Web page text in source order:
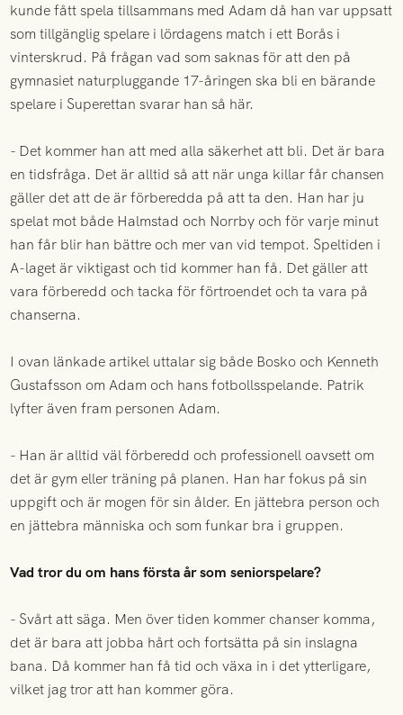
kunde fått spela tillsammans med Adam då han var uppsatt
som tillgänglig spelare i lördagens match i ett Borås i
vinterskrud. På frågan vad som saknas för att den på
gymnasiet naturpluggande 17-åringen ska bli en bärande
spelare i Superettan svarar han så här.
- Det kommer han att med alla säkerhet att bli. Det är bara
en tidsfråga. Det är alltid så att när unga killar får chansen
gäller det att de är förberedda på att ta den. Han har ju
spelat mot både Halmstad och Norrby och för varje minut
han får blir han bättre och mer van vid tempot. Speltiden i
A-laget är viktigast och tid kommer han få. Det gäller att
vara förberedd och tacka för förtroendet och ta vara på
chanserna.
I ovan länkade artikel uttalar sig både Bosko och Kenneth
Gustafsson om Adam och hans fotbollsspelande. Patrik
lyfter även fram personen Adam.
- Han är alltid väl förberedd och professionell oavsett om
det är gym eller träning på planen. Han har fokus på sin
uppgift och är mogen för sin ålder. En jättebra person och
en jättebra människa och som funkar bra i gruppen.
Vad tror du om hans första år som seniorspelare?
- Svårt att säga. Men över tiden kommer chanser komma,
det är bara att jobba hårt och fortsätta på sin inslagna
bana. Då kommer han få tid och växa in i det ytterligare,
vilket jag tror att han kommer göra.